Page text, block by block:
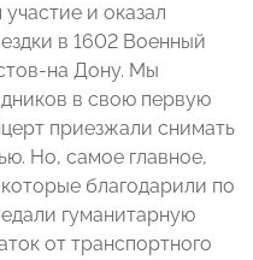
и оказал
в 1602 Военный
на Дону. Мы
в свою первую
приезжали снимать
Но, самое главное,
благодарили по
гуманитарную
от транспортного